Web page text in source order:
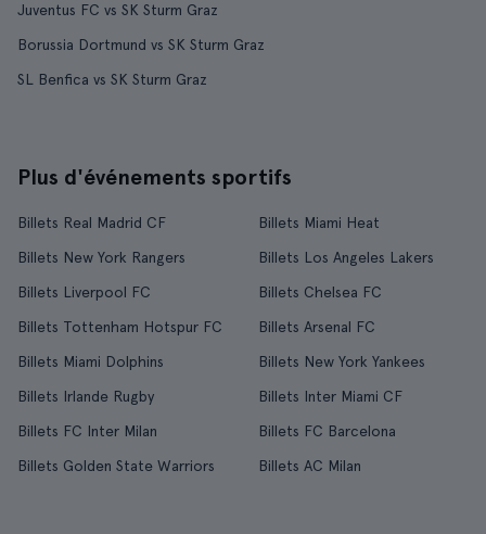
Juventus FC vs SK Sturm Graz
Borussia Dortmund vs SK Sturm Graz
SL Benfica vs SK Sturm Graz
Plus d'événements sportifs
Billets Real Madrid CF
Billets Miami Heat
Billets New York Rangers
Billets Los Angeles Lakers
Billets Liverpool FC
Billets Chelsea FC
Billets Tottenham Hotspur FC
Billets Arsenal FC
Billets Miami Dolphins
Billets New York Yankees
Billets Irlande Rugby
Billets Inter Miami CF
Billets FC Inter Milan
Billets FC Barcelona
Billets Golden State Warriors
Billets AC Milan